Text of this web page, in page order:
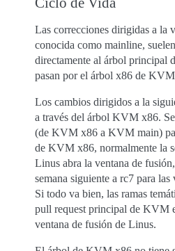
Las correcciones dirigidas a la
conocida como mainline,
directamente al árbol principal
pasan por el árbol x86 de
Los cambios dirigidos a la
a través del árbol KVM x86.
(de KVM x86 a KVM main)
de KVM x86, normalmente la
Linus abra la ventana de
semana siguiente a rc7 para las
Si todo va bien, las ramas
pull request principal de KVM
ventana de fusión de Linus.